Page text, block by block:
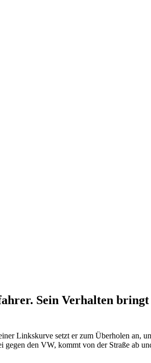
Sein Verhalten
Linkskurve setzt er zum Überholen an,
den VW, kommt von der Straße ab